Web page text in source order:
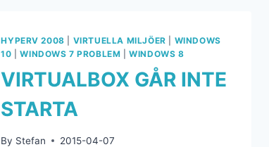
HYPERV 2008 VIRTUELLA MILJÖER
WINDOWS
10 |WINDOWS 7 PROBLEM |WINDOWS 8
VIRTUALBOX GÅR INTE
STARTA
By Stefan 2015-04-07